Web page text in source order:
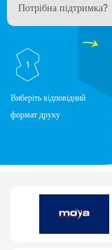
Потрібна підтримка?
1
Виберіть відповідний
формат друку